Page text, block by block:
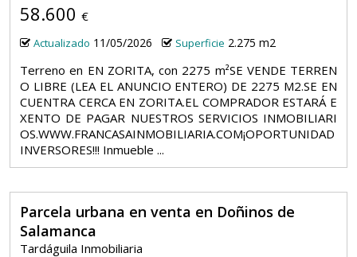
58.600 €
Actualizado 11/05/2026 Superficie 2.275 m2
Terreno en EN ZORITA, con 2275 m²SE VENDE TERREN
O LIBRE (LEA EL ANUNCIO ENTERO) DE 2275 M2.SE EN
CUENTRA CERCA EN ZORITA.EL COMPRADOR ESTARÁ E
XENTO DE PAGAR NUESTROS SERVICIOS INMOBILIARI
OS.WWW.FRANCASAINMOBILIARIA.COM¡OPORTUNIDAD
INVERSORES!!! Inmueble ...
Parcela urbana en venta en Doñinos de
Salamanca
Tardáguila Inmobiliaria